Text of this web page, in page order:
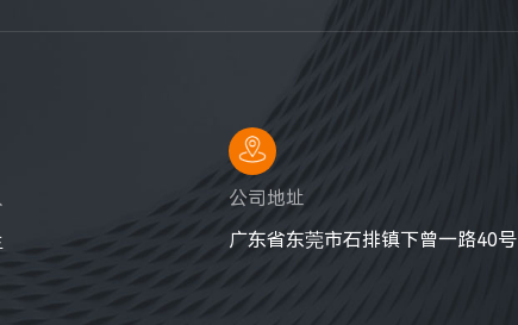
公司地址
广东省东莞市石排镇下曾一路40号